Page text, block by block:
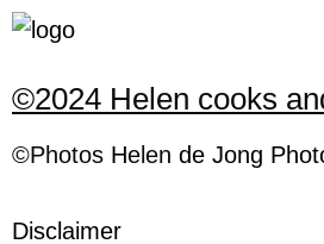
©2024 Helen cooks
©Photos Helen de Jong
Disclaimer